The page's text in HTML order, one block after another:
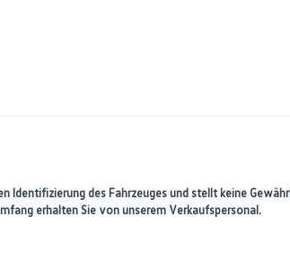
des Fahrzeuges und stellt keine
erhalten Sie von unserem Verkaufspersonal.